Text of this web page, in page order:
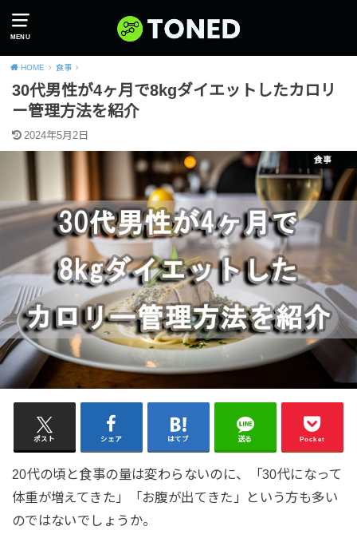
MENU
HOME 食事
30代男性が4ヶ月で8kgダイエットしたカロリ
ー管理方法を紹介
2024年5月2日
食事
ポスト シェア はてブ 送る Pocket
20代の頃と食事の量は変わらないのに、「30代になって
体重が増えてきた」「お腹が出てきた」という方も多い
のではないでしょうか。